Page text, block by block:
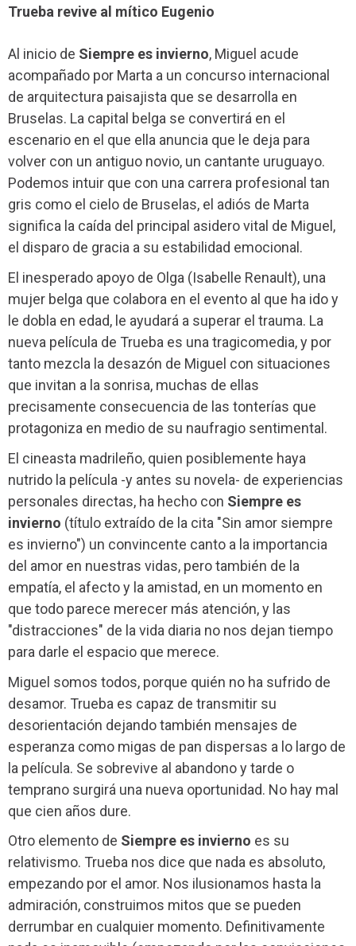
Trueba revive al mítico Eugenio
Al inicio de Siempre es invierno, Miguel acude
acompañado por Marta a un concurso internacional
de arquitectura paisajista que se desarrolla en
Bruselas. La capital belga se convertirá en el
escenario en el que ella anuncia que le deja para
volver con un antiguo novio, un cantante uruguayo.
Podemos intuir que con una carrera profesional tan
gris como el cielo de Bruselas, el adiós de Marta
significa la caída del principal asidero vital de Miguel,
el disparo de gracia a su estabilidad emocional.
El inesperado apoyo de Olga (Isabelle Renault), una
mujer belga que colabora en el evento al que ha ido y
le dobla en edad, le ayudará a superar el trauma. La
nueva película de Trueba es una tragicomedia, y por
tanto mezcla la desazón de Miguel con situaciones
que invitan a la sonrisa, muchas de ellas
precisamente consecuencia de las tonterías que
protagoniza en medio de su naufragio sentimental.
El cineasta madrileño, quien posiblemente haya
nutrido la película -y antes su novela- de experiencias
personales directas, ha hecho con Siempre es
invierno (título extraído de la cita "Sin amor siempre
es invierno") un convincente canto a la importancia
del amor en nuestras vidas, pero también de la
empatía, el afecto y la amistad, en un momento en
que todo parece merecer más atención, y las
"distracciones" de la vida diaria no nos dejan tiempo
para darle el espacio que merece.
Miguel somos todos, porque quién no ha sufrido de
desamor. Trueba es capaz de transmitir su
desorientación dejando también mensajes de
esperanza como migas de pan dispersas a lo largo de
la película. Se sobrevive al abandono y tarde o
temprano surgirá una nueva oportunidad. No hay mal
que cien años dure.
Otro elemento de Siempre es invierno es su
relativismo. Trueba nos dice que nada es absoluto,
empezando por el amor. Nos ilusionamos hasta la
admiración, construimos mitos que se pueden
derrumbar en cualquier momento. Definitivamente